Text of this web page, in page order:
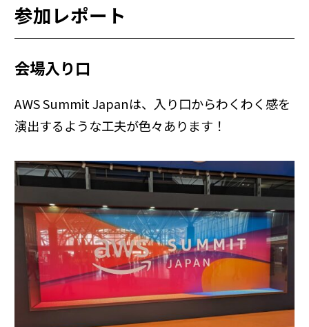
参加レポート
会場入り口
AWS Summit Japanは、入り口からわくわく感を
演出するような工夫が色々あります！